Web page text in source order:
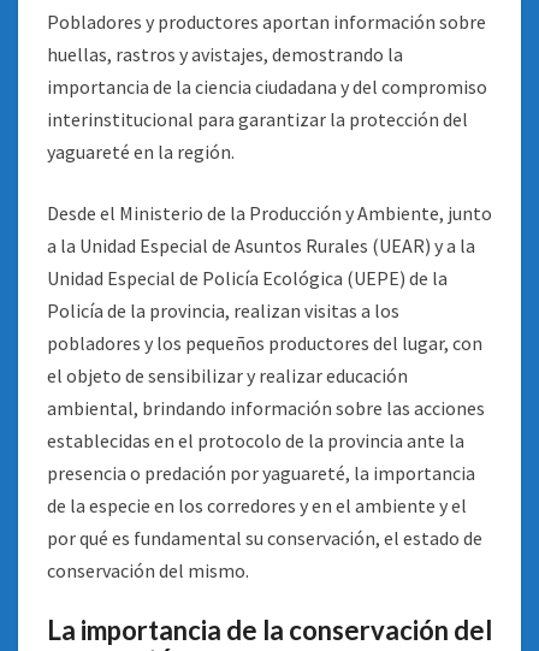
Pobladores y productores aportan información sobre
huellas, rastros y avistajes, demostrando la
importancia de la ciencia ciudadana y del compromiso
interinstitucional para garantizar la protección del
yaguareté en la región.
Desde el Ministerio de la Producción y Ambiente, junto
a la Unidad Especial de Asuntos Rurales (UEAR) y a la
Unidad Especial de Policía Ecológica (UEPE) de la
Policía de la provincia, realizan visitas a los
pobladores y los pequeños productores del lugar, con
el objeto de sensibilizar y realizar educación
ambiental, brindando información sobre las acciones
establecidas en el protocolo de la provincia ante la
presencia o predación por yaguareté, la importancia
de la especie en los corredores y en el ambiente y el
por qué es fundamental su conservación, el estado de
conservación del mismo.
La importancia de la conservación del